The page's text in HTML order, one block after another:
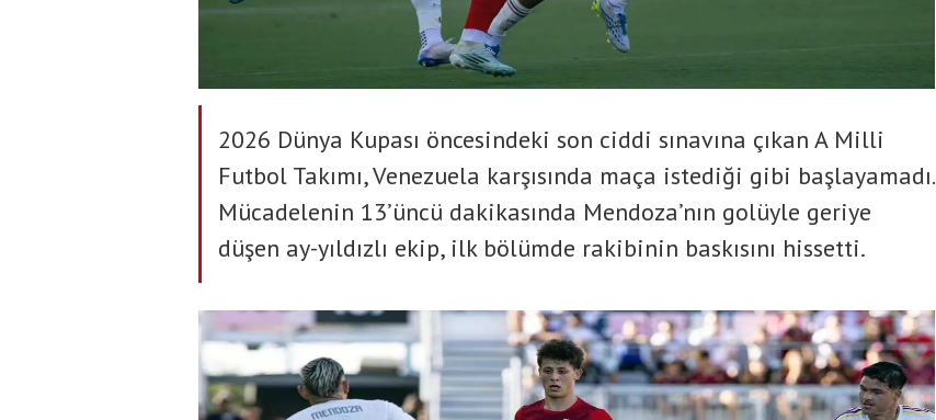
2026 Dünya Kupası öncesindeki son ciddi sınavına çıkan A Milli
Futbol Takımı, Venezuela karşısında maça istediği gibi başlayamadı.
Mücadelenin 13’üncü dakikasında Mendoza’nın golüyle geriye
düşen ay-yıldızlı ekip, ilk bölümde rakibinin baskısını hissetti.